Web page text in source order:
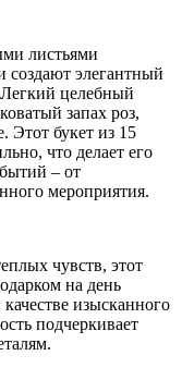
листьями
создают элегантный
целебный
запах роз,
Этот букет из 15
что делает его
– от
мероприятия.
чувств, этот
на день
изысканного
подчеркивает